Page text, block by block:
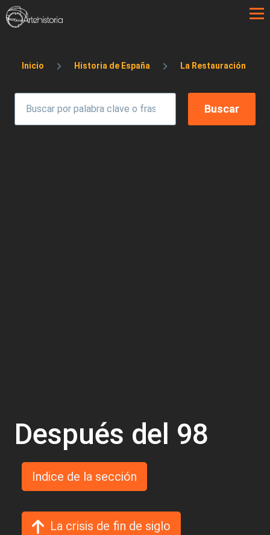
Pasar al contenido principal
Sobrescribir enlaces de ayuda a la
Inicio Historia de España La Restauración
Después del 98
Indice de la sección
La crisis de fin de siglo